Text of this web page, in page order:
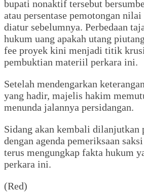
bupati nonaktif tersebut
atau persentase pemotongan
diatur sebelumnya. Perbedaan
hukum uang apakah utang
fee proyek kini menjadi titik
pembuktian materiil perkara ini.
Setelah mendengarkan
yang hadir, majelis hakim
menunda jalannya persidangan.
Sidang akan kembali dilanjutkan
dengan agenda pemeriksaan
terus mengungkap fakta hukum
perkara ini.
(Red)